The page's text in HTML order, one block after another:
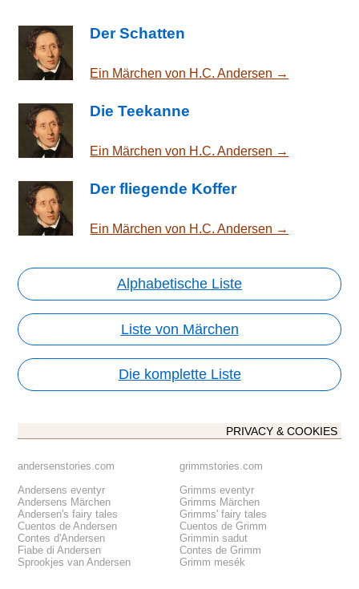
Der Schatten
Ein Märchen von H.C. Andersen →
Die Teekanne
Ein Märchen von H.C. Andersen →
Der fliegende Koffer
Ein Märchen von H.C. Andersen →
Alphabetische Liste
Liste von Märchen
Die komplette Liste
PRIVACY & COOKIES
andersenstories.com
Andersens eventyr
Andersens Märchen
Andersen's fairy tales
Cuentos de Andersen
Contes d'Andersen
Fiabe di Andersen
Sprookjes van Andersen
grimmstories.com
Grimms eventyr
Grimms Märchen
Grimms' fairy tales
Cuentos de Grimm
Grimmin sadut
Contes de Grimm
Grimm mesék